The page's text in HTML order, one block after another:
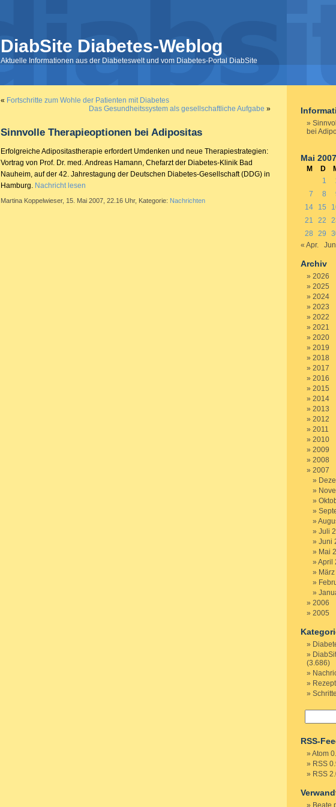
DiabSite Diabetes-Weblog
Aktuelle Informationen aus der Diabeteswelt und vom Diabetes-Portal DiabSite
« Fortschritte zum Wohle der Patienten mit Diabetes
Das Gesundheitssystem als gesellschaftliche Aufgabe »
Sinnvolle Therapieoptionen bei Adipositas
Erfolgreiche Adipositastherapie erfordert Umdenken und neue Therapiestrategien:
Vortrag von Prof. Dr. med. Andreas Hamann, Chefarzt der Diabetes-Klinik Bad
Nauheim, auf der 42. Jahrestagung der Deutschen Diabetes-Gesellschaft (DDG) in
Hamburg. Nachricht lesen
Martina Koppelwieser, 15. Mai 2007, 22.16 Uhr, Kategorie: Nachrichten
bei
Mai 2007
M D
1
7
8
14
15
21
22
28
29
« Apr.
Archiv
2026
2025
2024
2023
2022
2021
2020
2019
2018
2017
2016
2015
2014
2013
2012
2011
2010
2009
2008
2007
Juli
Juni
Mai
April
2006
2005
(3.686)
RSS-
Atom
RSS
RSS
Beate